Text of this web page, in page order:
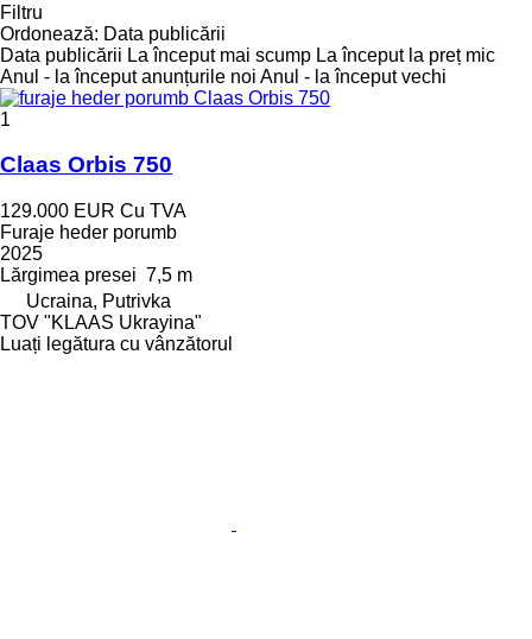
Filtru
Ordonează: Data publicării
Data publicării La început mai scump La început la preț mic
Anul - la început anunțurile noi Anul - la început vechi
1
Claas Orbis 750
129.000 EUR Cu TVA
Furaje heder porumb
2025
Lărgimea presei 7,5 m
Ucraina, Putrivka
TOV "KLAAS Ukrayina"
Luați legătura cu vânzătorul